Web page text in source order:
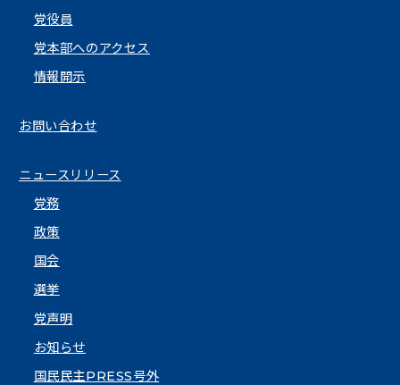
党役員
党本部へのアクセス
情報開示
お問い合わせ
ニュースリリース
党務
政策
国会
選挙
党声明
お知らせ
国民民主PRESS号外